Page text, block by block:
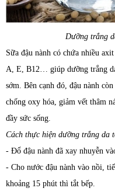
Dưỡng trắng
Sữa đậu nành có chứa nhiều
A, E, B12… giúp dưỡng trắng
sớm. Bên cạnh đó, đậu nành
chống oxy hóa, giảm vết thâm
đầy sức sống.
Cách thực hiện dưỡng trắng da
- Đổ đậu nành đã xay nhuyễn
- Cho nước đậu nành vào nồi,
khoảng 15 phút thì tắt bếp.